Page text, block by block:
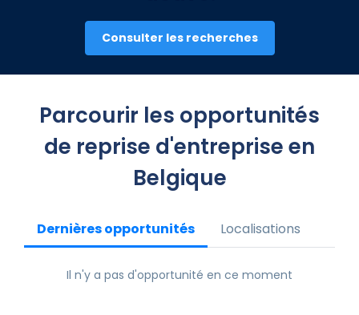
Consulter les recherches
Parcourir les opportunités
de reprise d'entreprise en
Belgique
Dernières opportunités Localisations
Il n'y a pas d'opportunité en ce moment